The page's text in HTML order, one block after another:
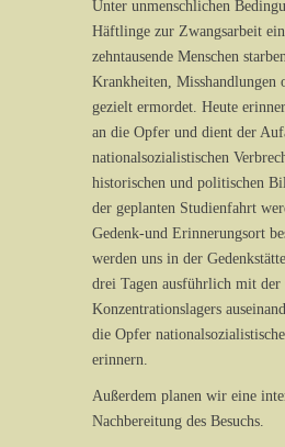
Unter unmenschlichen
Häftlinge zur Zwangsarbeit
zehntausende Menschen
Krankheiten, Misshandlungen
gezielt ermordet. Heute
an die Opfer und dient der
nationalsozialistischen
historischen und politischen
der geplanten Studienfahrt
Gedenk-und Erinnerungsort
werden uns in der
drei Tagen ausführlich mit der
Konzentrationslagers
die Opfer
erinnern.
Außerdem planen wir eine
Nachbereitung des Besuchs.